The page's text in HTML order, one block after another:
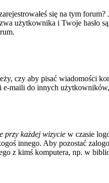
się na tym
użytkownika i Twoje hasło
czy aby pisać wiadomości
e-maili do innych
przy każdej wizycie w czasie
innego. Aby pozostać
z kimś komputera, np. w